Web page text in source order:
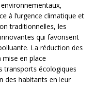
à l’urgence climatique et
traditionnelles, les
qui favorisent
La réduction des
en place
transports écologiques
des habitants en leur